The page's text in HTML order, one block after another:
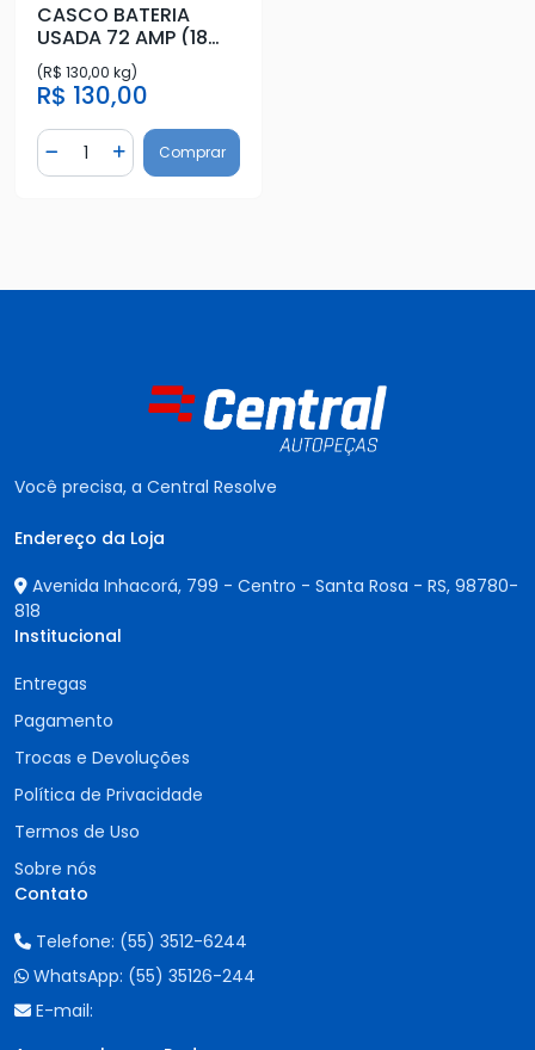
CASCO BATERIA
USADA 72 AMP (18
KG)
(R$ 130,00 kg)
R$ 130,00
Diminuir Quantidade
Quantidade
Adicionar Quantidade
Comprar
Você precisa, a Central Resolve
Endereço da Loja
Avenida Inhacorá, 799 - Centro - Santa Rosa - RS, 98780-
818
Institucional
Entregas
Pagamento
Trocas e Devoluções
Política de Privacidade
Termos de Uso
Sobre nós
Contato
Telefone: (55) 3512-6244
WhatsApp: (55) 35126-244
E-mail: